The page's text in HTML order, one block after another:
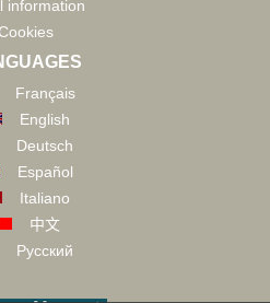
information
Français
English
Deutsch
Español
Italiano
中文
Русский